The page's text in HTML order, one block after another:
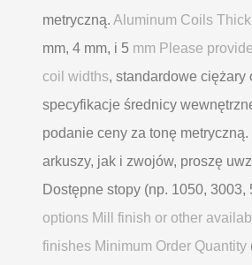
metryczną. Aluminum Coils
mm, 4 mm, i 5 mm Please
coil widths, standardowe ciężary
specyfikacje średnicy
podanie ceny za tonę
arkuszy, jak i zwojów, proszę
Dostępne stopy (np. 1050, 3003,
options Mill finish or other
finishes Minimum Order Quantity